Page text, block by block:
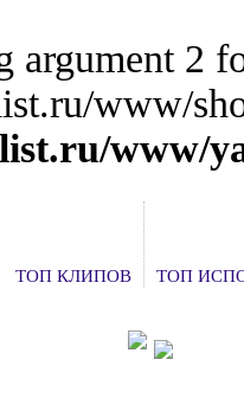
argument 2
www/
www/
ТОП КЛИПОВ ТОП